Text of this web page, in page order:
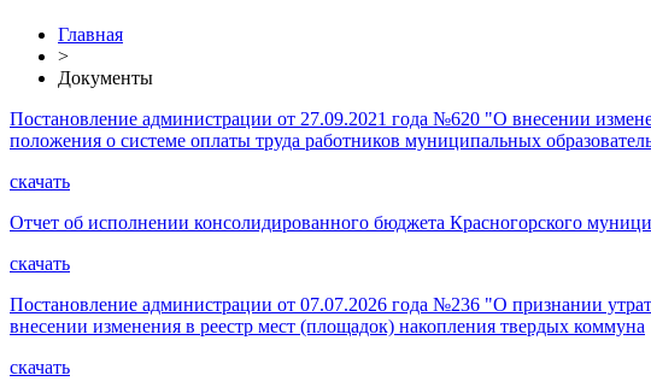
Главная
>
Документы
Постановление администрации от 27.09.2021 года №620 "О внесении
положения о системе оплаты труда работников муниципальных
скачать
Отчет об исполнении консолидированного бюджета Красногорского
скачать
Постановление администрации от 07.07.2026 года №236 "О признании
внесении изменения в реестр мест (площадок) накопления твердых коммуна
скачать